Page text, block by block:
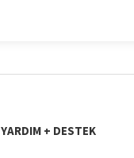
YARDIM + DESTEK